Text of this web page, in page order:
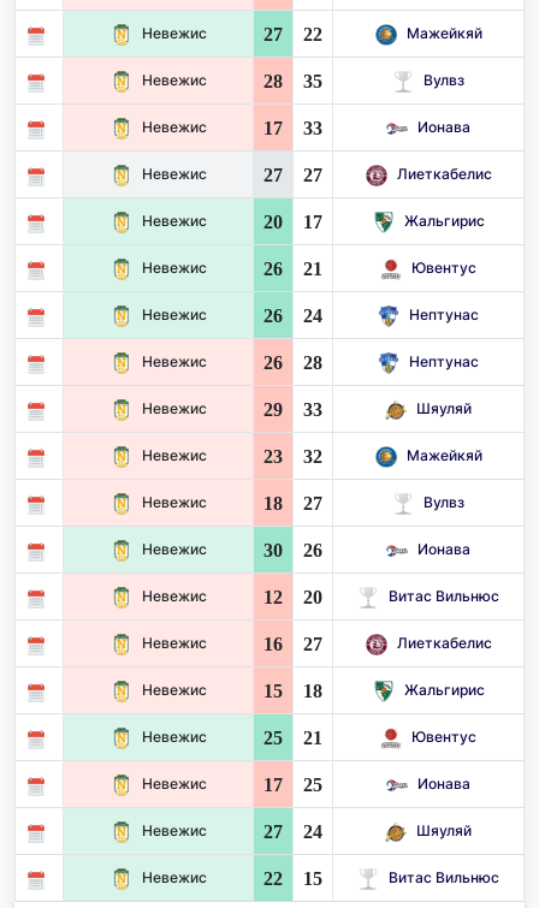
Невежис 27 22 Мажейкяй
Невежис 28 35 Вулвз
Невежис 17 33 Ионава
Невежис 27 27 Лиеткабелис
Невежис 20 17 Жальгирис
Невежис 26 21 Ювентус
Невежис 26 24 Нептунас
Невежис 26 28 Нептунас
Невежис 29 33 Шяуляй
Невежис 23 32 Мажейкяй
Невежис 18 27 Вулвз
Невежис 30 26 Ионава
Невежис 12 20 Витас Вильнюс
Невежис 16 27 Лиеткабелис
Невежис 15 18 Жальгирис
Невежис 25 21 Ювентус
Невежис 17 25 Ионава
Невежис 27 24 Шяуляй
Невежис 22 15 Витас Вильнюс